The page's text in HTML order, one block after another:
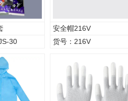
30
安全帽216V
货号：216V